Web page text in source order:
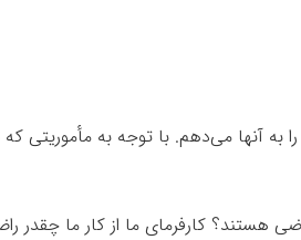
می‌دهم. با توجه به مأموریتی که
هستند؟ کارفرمای ما از کار ما چقدر